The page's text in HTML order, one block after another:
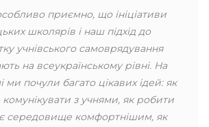
приємно, що ініціативи
школярів і наш підхід до
учнівського самоврядування
на всеукраїнському рівні. На
ми почули багато цікавих ідей: як
з учнями, як робити
середовище комфортнішим, як